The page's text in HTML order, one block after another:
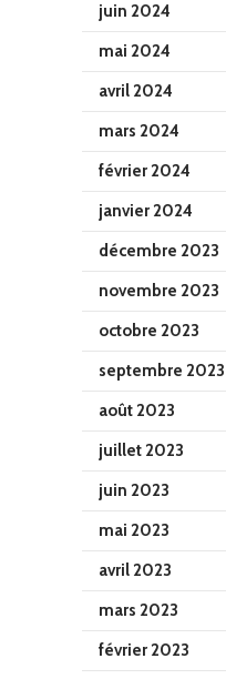
juin 2024
mai 2024
avril 2024
mars 2024
février 2024
janvier 2024
décembre 2023
novembre 2023
octobre 2023
septembre 2023
août 2023
juillet 2023
juin 2023
mai 2023
avril 2023
mars 2023
février 2023